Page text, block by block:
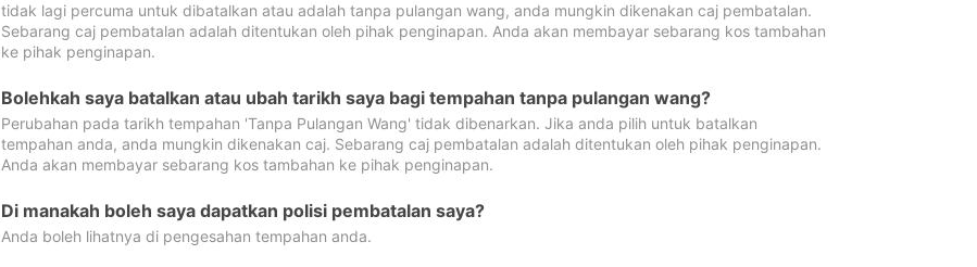
tidak lagi percuma untuk dibatalkan atau adalah tanpa pulangan wang, anda mungkin dikenakan caj pembatalan.
Sebarang caj pembatalan adalah ditentukan oleh pihak penginapan. Anda akan membayar sebarang kos tambahan
ke pihak penginapan.
Bolehkah saya batalkan atau ubah tarikh saya bagi tempahan tanpa pulangan wang?
Perubahan pada tarikh tempahan 'Tanpa Pulangan Wang' tidak dibenarkan. Jika anda pilih untuk batalkan
tempahan anda, anda mungkin dikenakan caj. Sebarang caj pembatalan adalah ditentukan oleh pihak penginapan.
Anda akan membayar sebarang kos tambahan ke pihak penginapan.
Di manakah boleh saya dapatkan polisi pembatalan saya?
Anda boleh lihatnya di pengesahan tempahan anda.